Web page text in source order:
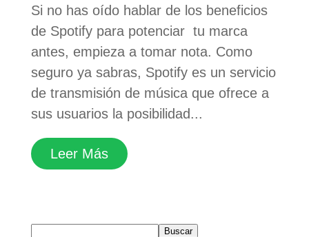
Si no has oído hablar de los beneficios
de Spotify para potenciar tu marca
antes, empieza a tomar nota. Como
seguro ya sabras, Spotify es un servicio
de transmisión de música que ofrece a
sus usuarios la posibilidad...
Leer Más
Buscar